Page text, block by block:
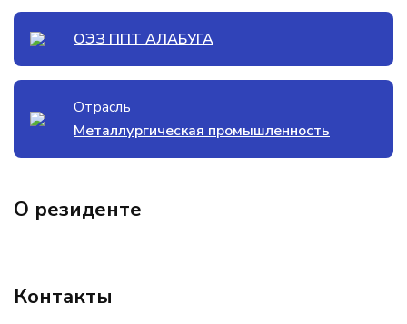
ОЭЗ ППТ АЛАБУГА
Отрасль
Металлургическая промышленность
О резиденте
Контакты